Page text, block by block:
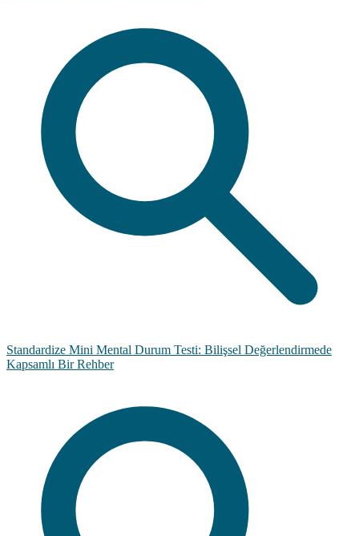
Standardize Mini Mental Durum Testi: Bilişsel Değerlendirmede
Kapsamlı Bir Rehber